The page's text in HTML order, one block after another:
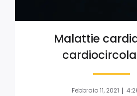
Malattie
Febbraio 11, 2021 |